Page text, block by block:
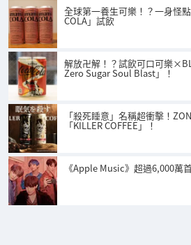
全球第一養生可樂！？一身怪
COLA」試飲
解放卍解！？試飲可口可樂
Zero Sugar Soul Blast」！
「殺死睡意」名稱超衝擊！
「KILLER COFFEE」！
《Apple Music》超過6,000萬